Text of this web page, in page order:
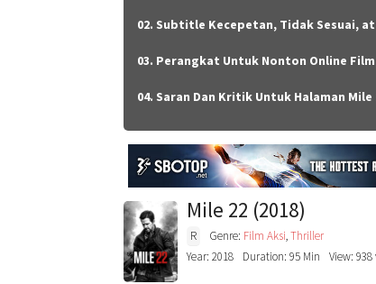
02. Subtitle Kecepetan, Tidak Sesuai,
03. Perangkat Untuk Nonton Online Film
04. Saran Dan Kritik Untuk Halaman Mile
Mile 22 (2018)
R Genre: Film Aksi,Thriller
Year: 2018
Duration: 95 Min View: